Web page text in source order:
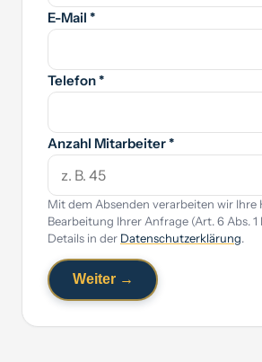
E-Mail *
Telefon *
Anzahl Mitarbeiter *
Mit dem Absenden verarbeiten wir
Bearbeitung Ihrer Anfrage (Art. 6 Abs. 1
Details in der Datenschutzerklärung.
Weiter →